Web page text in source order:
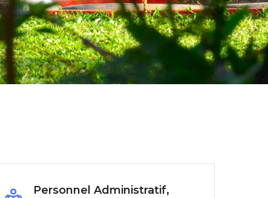
Personnel Administratif,